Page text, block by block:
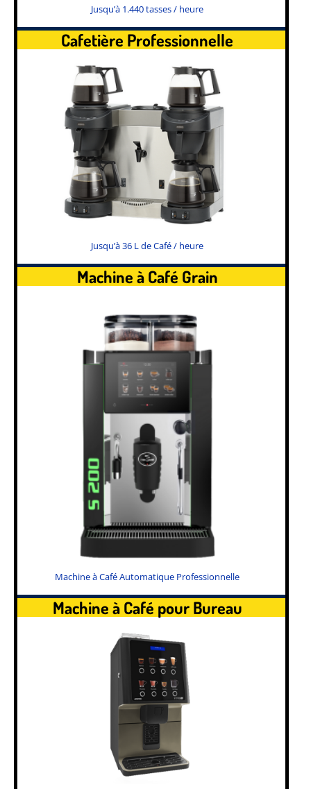
Jusqu’à 1.440 tasses / heure
Cafetière Professionnelle
Jusqu’à 36 L de Café / heure
Machine à Café Grain
Machine à Café Automatique Professionnelle
Machine à Café pour Bureau